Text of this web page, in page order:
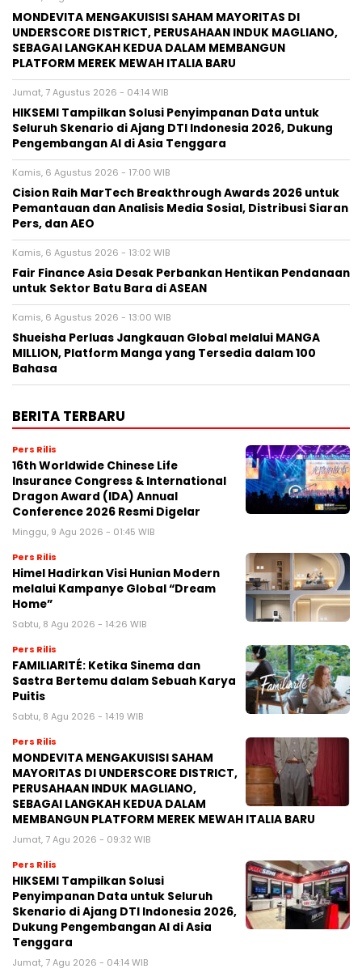
MONDEVITA MENGAKUISISI SAHAM MAYORITAS DI
UNDERSCORE DISTRICT, PERUSAHAAN INDUK MAGLIANO,
SEBAGAI LANGKAH KEDUA DALAM MEMBANGUN
PLATFORM MEREK MEWAH ITALIA BARU
Jumat, 7 Agustus 2026 - 04:14 WIB
HIKSEMI Tampilkan Solusi Penyimpanan Data untuk
Seluruh Skenario di Ajang DTI Indonesia 2026, Dukung
Pengembangan AI di Asia Tenggara
Kamis, 6 Agustus 2026 - 17:00 WIB
Cision Raih MarTech Breakthrough Awards 2026 untuk
Pemantauan dan Analisis Media Sosial, Distribusi Siaran
Pers, dan AEO
Kamis, 6 Agustus 2026 - 13:02 WIB
Fair Finance Asia Desak Perbankan Hentikan Pendanaan
untuk Sektor Batu Bara di ASEAN
Kamis, 6 Agustus 2026 - 13:00 WIB
Shueisha Perluas Jangkauan Global melalui MANGA
MILLION, Platform Manga yang Tersedia dalam 100
Bahasa
BERITA TERBARU
Pers Rilis
16th Worldwide Chinese Life
Insurance Congress & International
Dragon Award (IDA) Annual
Conference 2026 Resmi Digelar
Minggu, 9 Agu 2026 - 01:45 WIB
Pers Rilis
Himel Hadirkan Visi Hunian Modern
melalui Kampanye Global “Dream
Home”
Sabtu, 8 Agu 2026 - 14:26 WIB
Pers Rilis
FAMILIARITÉ: Ketika Sinema dan
Sastra Bertemu dalam Sebuah Karya
Puitis
Sabtu, 8 Agu 2026 - 14:19 WIB
Pers Rilis
MONDEVITA MENGAKUISISI SAHAM
MAYORITAS DI UNDERSCORE DISTRICT,
PERUSAHAAN INDUK MAGLIANO,
SEBAGAI LANGKAH KEDUA DALAM
MEMBANGUN PLATFORM MEREK MEWAH ITALIA BARU
Jumat, 7 Agu 2026 - 09:32 WIB
Pers Rilis
HIKSEMI Tampilkan Solusi
Penyimpanan Data untuk Seluruh
Skenario di Ajang DTI Indonesia 2026,
Dukung Pengembangan AI di Asia
Tenggara
Jumat, 7 Agu 2026 - 04:14 WIB